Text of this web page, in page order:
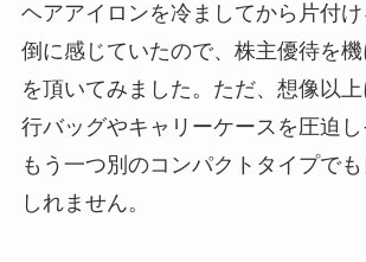
ヘアアイロンを冷ましてから片付
倒に感じていたので、株主優待を
を頂いてみました。ただ、想像以
行バッグやキャリーケースを圧迫し
もう一つ別のコンパクトタイプで
しれません。